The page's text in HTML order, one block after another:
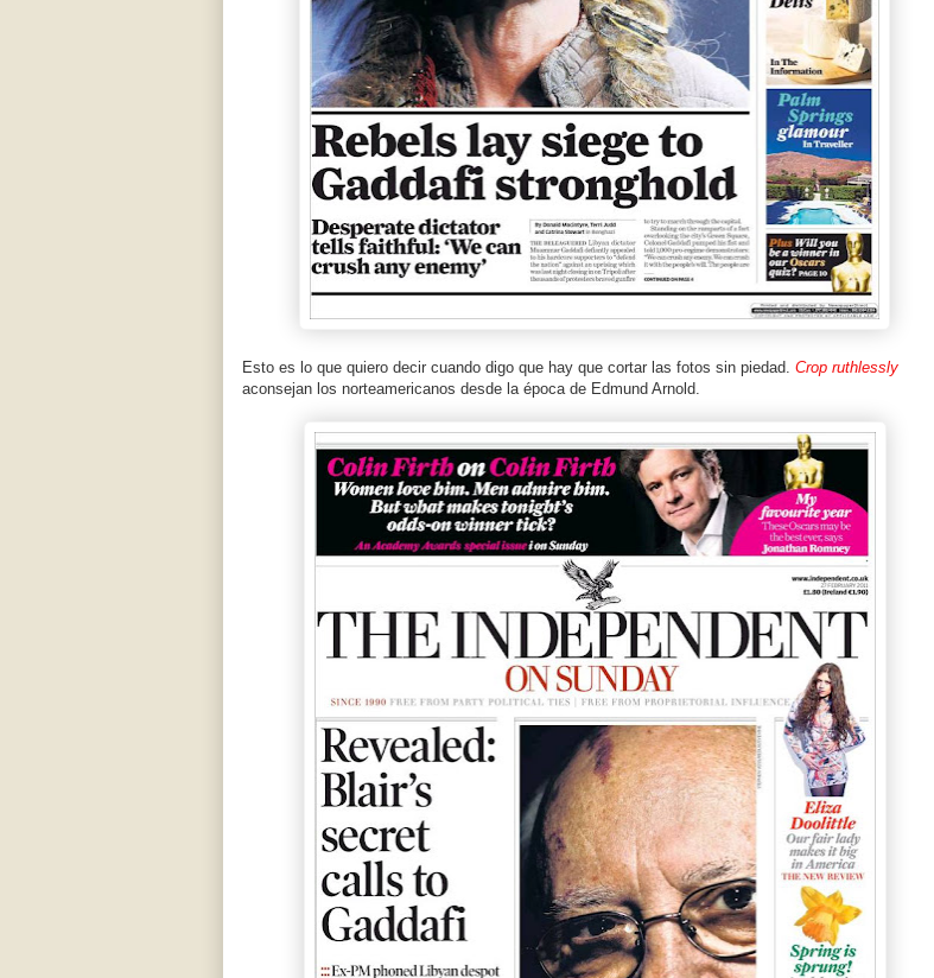
Esto es lo que quiero decir cuando digo que hay que cortar las fotos sin piedad. Crop ruthlessly
aconsejan los norteamericanos desde la época de Edmund Arnold.